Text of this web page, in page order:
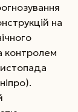
на
контролем